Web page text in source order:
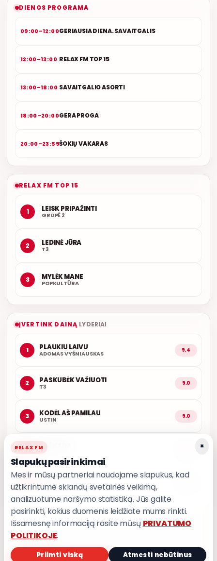
DIENOS PROGRAMA
09:00–12:00GERIAUSIA DIENA. SAVAITGALIS
12:00–13:00 RELAX FM TOP 15
13:00–18:00 SAVAITGALIO ASORTI
18:00–20:00GERA PROGA
20:00–23:59ŠOKIŲ VAKARAS
RELAX FM TOP 15
1 LEISK PRIPAŽINTI
GRUPĖ 2
2 LEDINĖ JŪRA
T3
3 MYLĖK MANE
POPKULTŪRA
ĮVERTINK DAINĄ LYDERIAI
1 PLAUKIU LAIVU
ADOMAS VYŠNIAUSKAS 9,4
2 PASKUBĖK VAŽIUOTI
T3 9,0
3 KODĖL AŠ PAMILAU
USTIN 9,0
4 KAŽKADA
IŠ MANO ŠIRDIES
GRUPĖ 2
PRIVATUMO POLITIKA
×
RELAX FM
Slapukų pasirinkimai
Mes ir mūsų partneriai naudojame slapukus, kad
užtikrintume sklandų svetainės veikimą,
analizuotume naršymo statistiką. Jūs galite
pasirinkti, kokius duomenis leidžiate mums rinkti.
Išsamesnę informaciją rasite mūsų PRIVATUMO
POLITIKOJE.
Priimti viską Atmesti nebūtinus